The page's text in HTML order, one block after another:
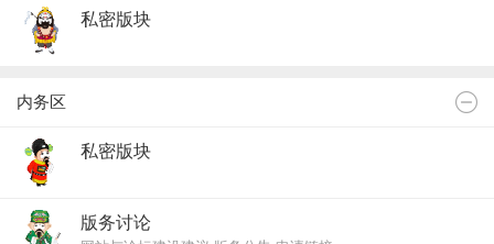
私密版块
内务区
私密版块
版务讨论